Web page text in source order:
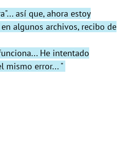
así que, ahora estoy
algunos archivos, recibo de
He intentado
mismo error... "